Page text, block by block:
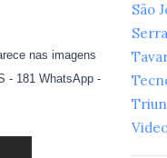
nas imagens
- 181 WhatsApp -
São